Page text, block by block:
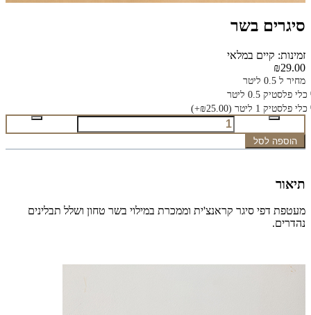
סיגרים בשר
זמינות: קיים במלאי
₪29.00
מחיר ל 0.5 ליטר
כלי פלסטיק 0.5 ליטר
כלי פלסטיק 1 ליטר
(₪25.00+)
הוספה לסל
תיאור
מעטפת דפי סיגר קראנצ'ית וממכרת במילוי בשר טחון ושלל תבלינים
נהדרים.